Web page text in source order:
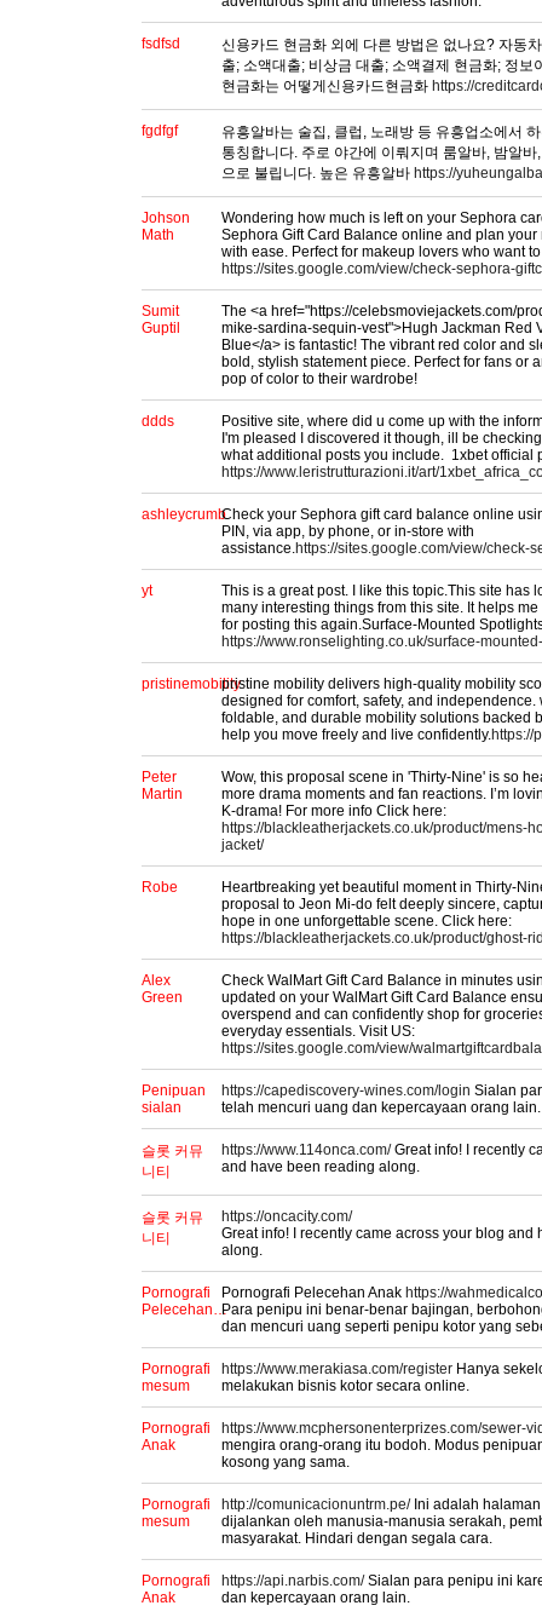
fsdfsd
신용카드 현금화 외에 다른 방법은 없나요? 자동
출; 소액대출; 비상금 대출; 소액결제 현금화; 정보
현금화는 어떻게신용카드현금화 https://
fgdfgf
유흥알바는 술집, 클럽, 노래방 등 유흥업소에서
통칭합니다. 주로 야간에 이뤄지며 룸알바, 밤알
으로 불립니다. 높은 유흥알바 https://
Johson
Math
Wondering how much is left on your Sephora
Sephora Gift Card Balance online and plan
with ease. Perfect for makeup lovers who want
https://sites.google.com/view/check-sephora-
Sumit
Guptil
The <a href="https://celebsmoviejackets.com/
mike-sardina-sequin-vest">Hugh Jackman Red
Blue</a> is fantastic! The vibrant red color and
bold, stylish statement piece. Perfect for fans or
pop of color to their wardrobe!
ddds
Positive site, where did u come up with the
I'm pleased I discovered it though, ill be
what additional posts you include. 1xbet official
https://www.leristrutturazioni.it/art/
ashleycrumbCheck your Sephora gift card balance online
PIN, via app, by phone, or in-store with
assistance.https://sites.google.com/view/check-
yt
This is a great post. I like this topic.This site has
many interesting things from this site. It helps
for posting this again.Surface-Mounted
https://www.ronselighting.co.uk/surface-
pristinemobilitypristine mobility delivers high-quality mobility
designed for comfort, safety, and independence.
foldable, and durable mobility solutions backed
help you move freely and live confidently.https://
Peter
Martin
Wow, this proposal scene in 'Thirty-Nine' is so
more drama moments and fan reactions. I’m
K-drama! For more info Click here:
https://blackleatherjackets.co.uk/product/mens-
jacket/
Robe
Heartbreaking yet beautiful moment in Thirty-
proposal to Jeon Mi-do felt deeply sincere,
hope in one unforgettable scene. Click here:
https://blackleatherjackets.co.uk/product/ghost-
Alex
Green
Check WalMart Gift Card Balance in minutes
updated on your WalMart Gift Card Balance
overspend and can confidently shop for
everyday essentials. Visit US:
https://sites.google.com/view/
Penipuan
sialan
https://capediscovery-wines.com/login Sialan
telah mencuri uang dan kepercayaan orang lain.
슬롯 커뮤
니티
https://www.114onca.com/Great info! I recently
and have been reading along.
슬롯 커뮤
니티
https://oncacity.com/
Great info! I recently came across your blog and
along.
Pornografi
Pelecehan…
Pornografi Pelecehan Anak https://
Para penipu ini benar-benar bajingan,
dan mencuri uang seperti penipu kotor yang
Pornografi
mesum
https://www.merakiasa.com/register Hanya
melakukan bisnis kotor secara online.
Pornografi
Anak
https://www.mcphersonenterprizes.com/sewer-
mengira orang-orang itu bodoh. Modus
kosong yang sama.
Pornografi
mesum
http://comunicacionuntrm.pe/Ini adalah
dijalankan oleh manusia-manusia serakah,
masyarakat. Hindari dengan segala cara.
Pornografi
Anak
https://api.narbis.com/Sialan para penipu ini
dan kepercayaan orang lain.